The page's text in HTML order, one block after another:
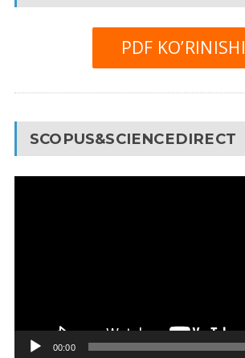
PDF KO’RINISHI
SCOPUS&SCIENCEDIRECT
00:00